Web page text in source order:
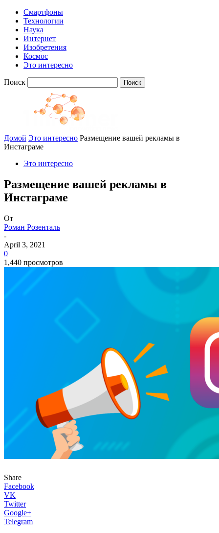
Смартфоны
Технологии
Наука
Интернет
Изобретения
Космос
Это интересно
Поиск
Домой Это интересно Размещение вашей рекламы в
Инстаграме
Это интересно
Размещение вашей рекламы в
Инстаграме
От
Роман Розенталь
-
April 3, 2021
0
1,440 просмотров
Share
Facebook
VK
Twitter
Google+
Telegram